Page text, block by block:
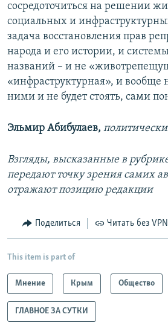
сосредоточиться на решении
социальных и
задача восстановления прав
народа и его истории, и
названий – и не
«инфраструктурная», и вообще
ними и не будет стоять, сами
Эльмир Абибулаев,
Взгляды, высказанные в
передают точку зрения самих
отражают позицию редакции
Поделиться Читать без VPN
This item is part of
Мнение Крым Общество
ГЛАВНОЕ ЗА СУТКИ